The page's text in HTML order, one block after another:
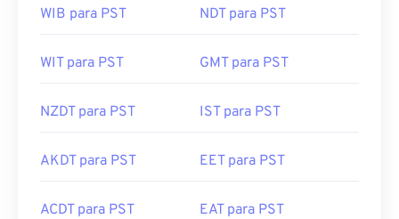
WIB para PST NDT para PST
WIT para PST GMT para PST
NZDT para PST IST para PST
AKDT para PST EET para PST
ACDT para PST EAT para PST